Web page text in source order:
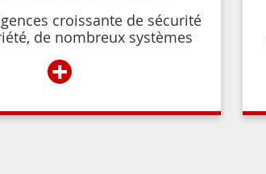
croissante de sécurité
de nombreux systèmes
aux résidents ou aux
autorisées par ces derniers.
+